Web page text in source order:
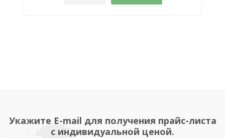
Укажите E-mail для получения прайс-листа
с индивидуальной ценой.